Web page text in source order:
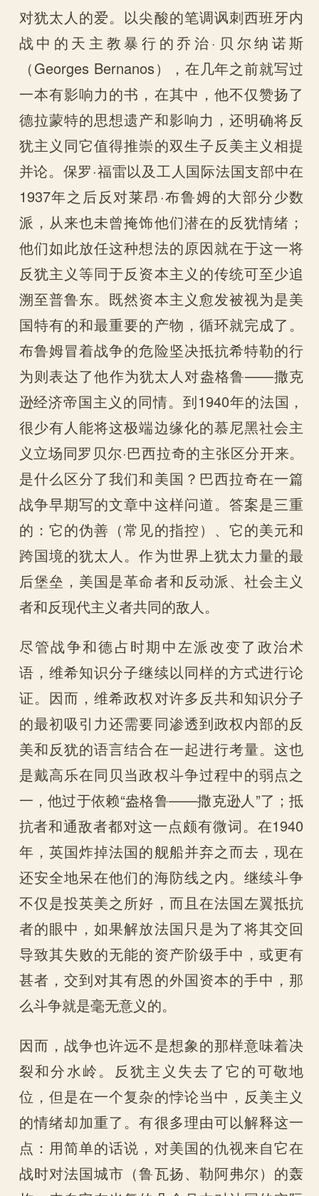
对犹太人的爱。以尖酸的笔调讽刺西班牙内
战中的天主教暴行的乔治·贝尔纳诺斯
（Georges Bernanos），在几年之前就写过
一本有影响力的书，在其中，他不仅赞扬了
德拉蒙特的思想遗产和影响力，还明确将反
犹主义同它值得推崇的双生子反美主义相提
并论。保罗·福雷以及工人国际法国支部中在
1937年之后反对莱昂·布鲁姆的大部分少数
派，从来也未曾掩饰他们潜在的反犹情绪；
他们如此放任这种想法的原因就在于这一将
反犹主义等同于反资本主义的传统可至少追
溯至普鲁东。既然资本主义愈发被视为是美
国特有的和最重要的产物，循环就完成了。
布鲁姆冒着战争的危险坚决抵抗希特勒的行
为则表达了他作为犹太人对盎格鲁——撒克
逊经济帝国主义的同情。到1940年的法国，
很少有人能将这极端边缘化的慕尼黑社会主
义立场同罗贝尔·巴西拉奇的主张区分开来。
是什么区分了我们和美国？巴西拉奇在一篇
战争早期写的文章中这样问道。答案是三重
的：它的伪善（常见的指控）、它的美元和
跨国境的犹太人。作为世界上犹太力量的最
后堡垒，美国是革命者和反动派、社会主义
者和反现代主义者共同的敌人。
尽管战争和德占时期中左派改变了政治术
语，维希知识分子继续以同样的方式进行论
证。因而，维希政权对许多反共和知识分子
的最初吸引力还需要同渗透到政权内部的反
美和反犹的语言结合在一起进行考量。这也
是戴高乐在同贝当政权斗争过程中的弱点之
一，他过于依赖“盎格鲁——撒克逊人”了；抵
抗者和通敌者都对这一点颇有微词。在1940
年，英国炸掉法国的舰船并弃之而去，现在
还安全地呆在他们的海防线之内。继续斗争
不仅是投英美之所好，而且在法国左翼抵抗
者的眼中，如果解放法国只是为了将其交回
导致其失败的无能的资产阶级手中，或更有
甚者，交到对其有恩的外国资本的手中，那
么斗争就是毫无意义的。
因而，战争也许远不是想象的那样意味着决
裂和分水岭。反犹主义失去了它的可敬地
位，但是在一个复杂的悖论当中，反美主义
的情绪却加重了。有很多理由可以解释这一
点：用简单的话说，对美国的仇视来自它在
战时对法国城市（鲁瓦扬、勒阿弗尔）的轰